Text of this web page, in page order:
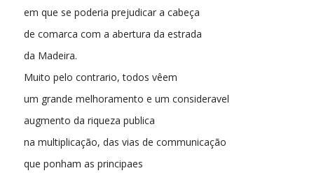
em que se poderia prejudicar a cabeça
de comarca com a abertura da estrada
da Madeira.
Muito pelo contrario, todos vêem
um grande melhoramento e um consideravel
augmento da riqueza publica
na multiplicação, das vias de communicação
que ponham as principaes